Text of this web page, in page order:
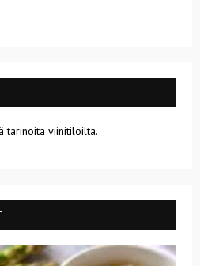
tarinoita viinitiloilta.